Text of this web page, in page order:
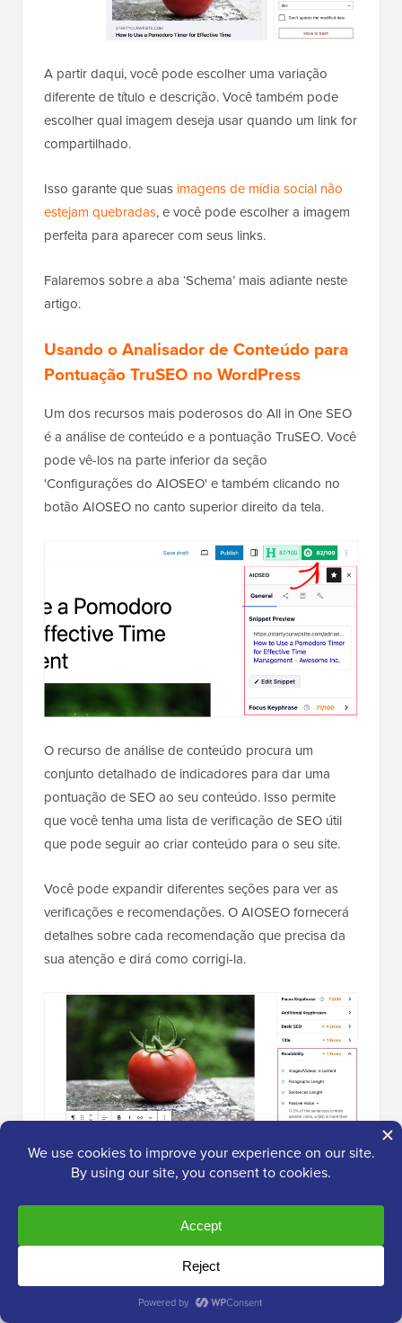
A partir daqui, você pode escolher uma variação
diferente de título e descrição. Você também pode
escolher qual imagem deseja usar quando um link for
compartilhado.
Isso garante que suas imagens de mídia social não
estejam quebradas, e você pode escolher a imagem
perfeita para aparecer com seus links.
Falaremos sobre a aba ‘Schema’ mais adiante neste
artigo.
Usando o Analisador de Conteúdo para
Pontuação TruSEO no WordPress
Um dos recursos mais poderosos do All in One SEO
é a análise de conteúdo e a pontuação TruSEO. Você
pode vê-los na parte inferior da seção
'Configurações do AIOSEO' e também clicando no
botão AIOSEO no canto superior direito da tela.
O recurso de análise de conteúdo procura um
conjunto detalhado de indicadores para dar uma
pontuação de SEO ao seu conteúdo. Isso permite
que você tenha uma lista de verificação de SEO útil
que pode seguir ao criar conteúdo para o seu site.
Você pode expandir diferentes seções para ver as
verificações e recomendações. O AIOSEO fornecerá
detalhes sobre cada recomendação que precisa da
sua atenção e dirá como corrigi-la.
Para mais detalhes, veja nossas dicas sobrecomo
otimizar seus posts de blog para SEO
Usando o Analisador de Títulos para
Otimizar o SEO de Títulos no WordPress